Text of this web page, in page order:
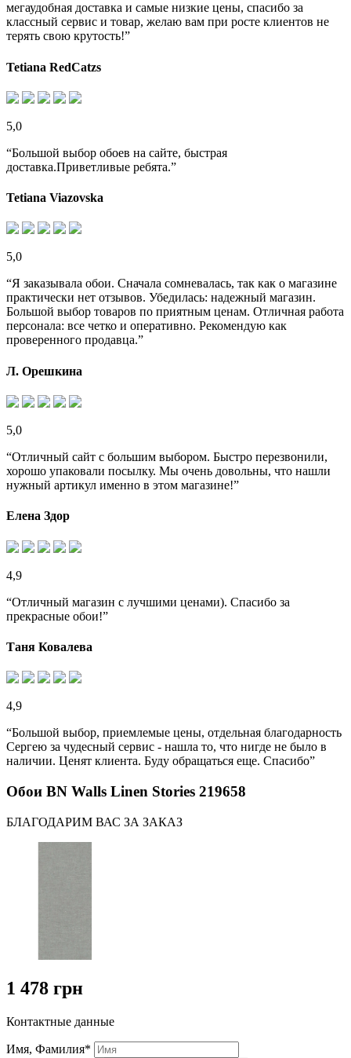
мегаудобная доставка и самые низкие цены, спасибо за
классный сервис и товар, желаю вам при росте клиентов не
терять свою крутость!”
Tetiana RedCatzs
5,0
“Большой выбор обоев на сайте, быстрая
доставка.Приветливые ребята.”
Tetiana Viazovska
5,0
“Я заказывала обои. Сначала сомневалась, так как о магазине
практически нет отзывов. Убедилась: надежный магазин.
Большой выбор товаров по приятным ценам. Отличная работа
персонала: все четко и оперативно. Рекомендую как
проверенного продавца.”
Л. Орешкина
5,0
“Отличный сайт с большим выбором. Быстро перезвонили,
хорошо упаковали посылку. Мы очень довольны, что нашли
нужный артикул именно в этом магазине!”
Елена Здор
4,9
“Отличный магазин с лучшими ценами). Спасибо за
прекрасные обои!”
Таня Ковалева
4,9
“Большой выбор, приемлемые цены, отдельная благодарность
Сергею за чудесный сервис - нашла то, что нигде не было в
наличии. Ценят клиента. Буду обращаться еще. Спасибо”
Обои BN Walls Linen Stories 219658
БЛАГОДАРИМ ВАС ЗА ЗАКАЗ
1 478 грн
Контактные данные
Имя, Фамилия*